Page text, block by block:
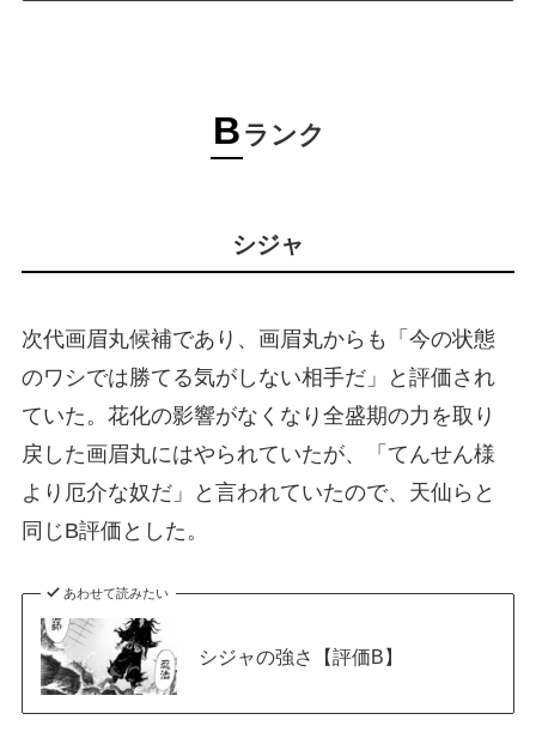
B ランク
シジャ
次代画眉丸候補であり、画眉丸からも「今の状態
のワシでは勝てる気がしない相手だ」と評価され
ていた。花化の影響がなくなり全盛期の力を取り
戻した画眉丸にはやられていたが、「てんせん様
より厄介な奴だ」と言われていたので、天仙らと
同じB評価とした。
あわせて読みたい
シジャの強さ【評価B】